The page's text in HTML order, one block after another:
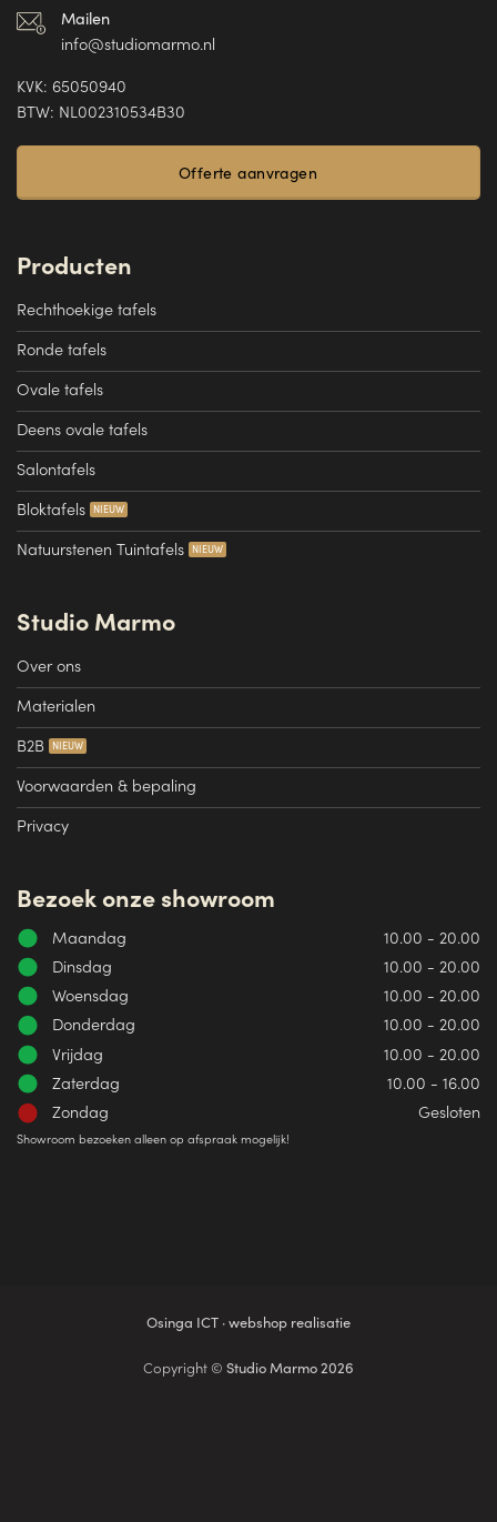
Mailen
info@studiomarmo.nl
KVK: 65050940
BTW: NL002310534B30
Offerte aanvragen
Producten
Rechthoekige tafels
Ronde tafels
Ovale tafels
Deens ovale tafels
Salontafels
Bloktafels
Natuurstenen Tuintafels
Studio Marmo
Over ons
Materialen
B2B
Voorwaarden & bepaling
Privacy
Bezoek onze showroom
Maandag
10.00 - 20.00
Dinsdag
10.00 - 20.00
Woensdag
10.00 - 20.00
Donderdag
10.00 - 20.00
Vrijdag
10.00 - 20.00
Zaterdag
10.00 - 16.00
Zondag
Gesloten
Showroom bezoeken alleen op afspraak mogelijk!
Osinga ICT · webshop realisatie
Copyright © Studio Marmo 2026